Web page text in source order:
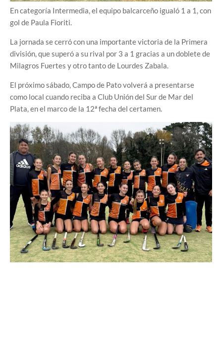
En categoría Intermedia, el equipo balcarceño igualó 1 a 1, con
gol de Paula Fioriti.
La jornada se cerró con una importante victoria de la Primera
división, que superó a su rival por 3 a 1 gracias a un doblete de
Milagros Fuertes y otro tanto de Lourdes Zabala.
El próximo sábado, Campo de Pato volverá a presentarse
como local cuando reciba a Club Unión del Sur de Mar del
Plata, en el marco de la 12ª fecha del certamen.